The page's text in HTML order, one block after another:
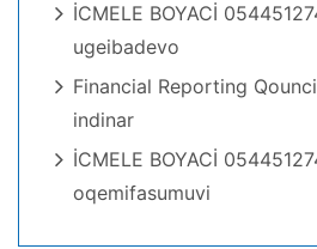
İCMELE BOYACİ
ugeibadevo
Financial Reporting
indinar
İCMELE BOYACİ
oqemifasumuvi